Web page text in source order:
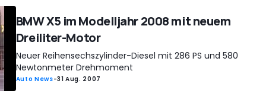
BMW X5 im Modelljahr 2008 mit neuem
Dreiliter-Motor
Neuer Reihensechszylinder-Diesel mit 286 PS und 580
Newtonmeter Drehmoment
Auto News-31 Aug. 2007